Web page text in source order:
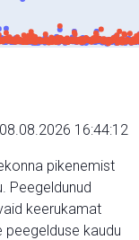
16:44:12
pikenemist
Peegeldunud
keerukamat
kaudu